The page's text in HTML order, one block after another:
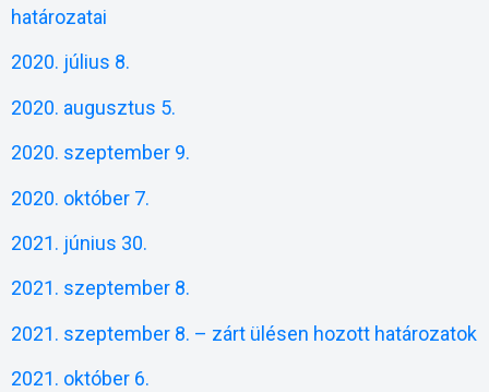
határozatai
2020. július 8.
2020. augusztus 5.
2020. szeptember 9.
2020. október 7.
2021. június 30.
2021. szeptember 8.
2021. szeptember 8. – zárt ülésen hozott határozatok
2021. október 6.